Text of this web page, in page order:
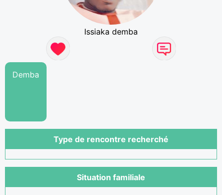
Issiaka demba
Demba
Type de rencontre recherché
Situation familiale